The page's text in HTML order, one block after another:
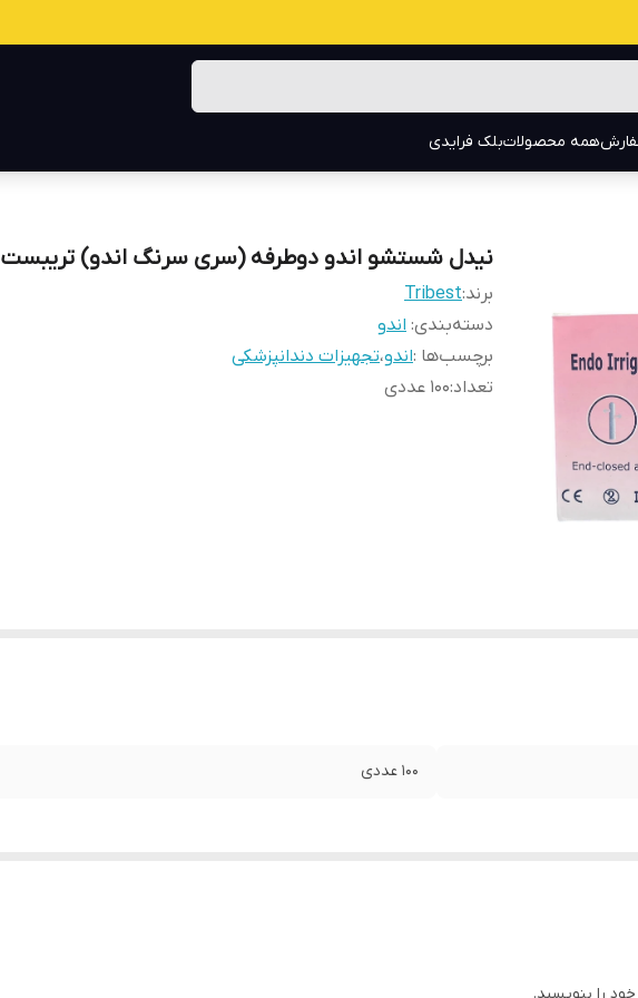
همه محصولاتبلک فرایدی
نیدل شستشو اندو دوطرفه (سری سرنگ اندو) تریبست
برند:Tribest
دسته‌بندی: اندو
برچسب‌ها :اندو،تجهیزات دندانپزشکی
تعداد:۱۰۰ عددی
۱۰۰ عددی
را بنویسید.